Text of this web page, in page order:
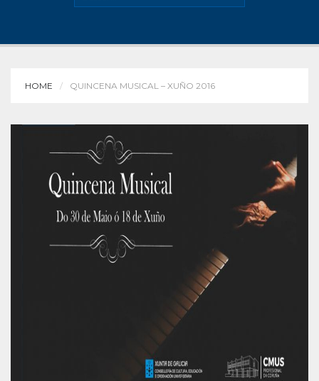
HOME QUINCENA MUSICAL – XUÑO 2016